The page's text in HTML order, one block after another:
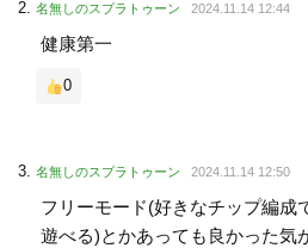
名無しのスプラトゥーン 2024.11.14 12:44
健康第一
0
名無しのスプラトゥーン 2024.11.14 12:50
フリーモード(好きなチップ編成
遊べる)とかあっても良かった気